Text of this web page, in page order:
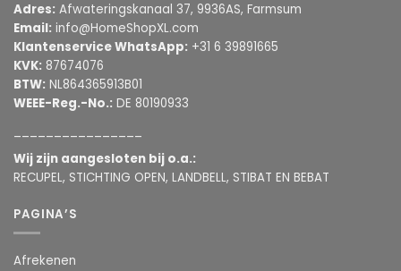
Adres: Afwateringskanaal 37, 9936AS, Farmsum
Email: info@HomeShopXL.com
Klantenservice WhatsApp: +31 6 39891665
KVK: 87674076
BTW: NL864365913B01
WEEE-Reg.-No.: DE 80190933
Wij zijn aangesloten bij o.a.:
RECUPEL, STICHTING OPEN, LANDBELL, STIBAT EN BEBAT
PAGINA’S
Afrekenen